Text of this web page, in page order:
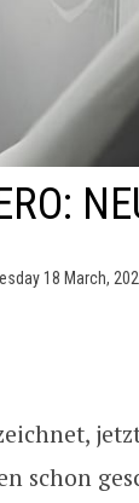
18 March,
schon